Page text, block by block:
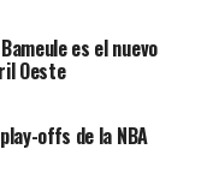
es el nuevo
Oeste
offs de la NBA